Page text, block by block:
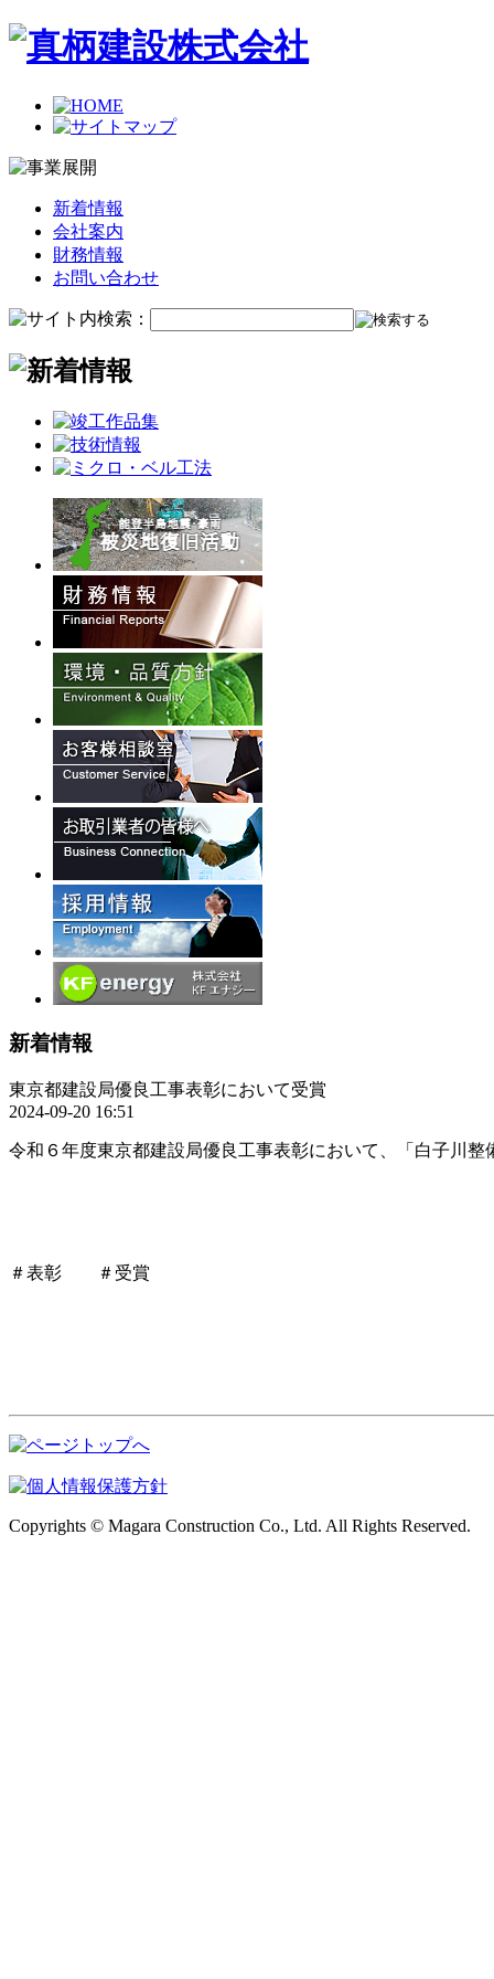
新着情報
会社案内
財務情報
お問い合わせ
新着情報
東京都建設局優良工事表彰において受賞
2024-09-20 16:51
令和６年度東京都建設局優良工事表彰において、「白子川
＃表彰 ＃受賞
Copyrights © Magara Construction Co., Ltd. All Rights Reserved.